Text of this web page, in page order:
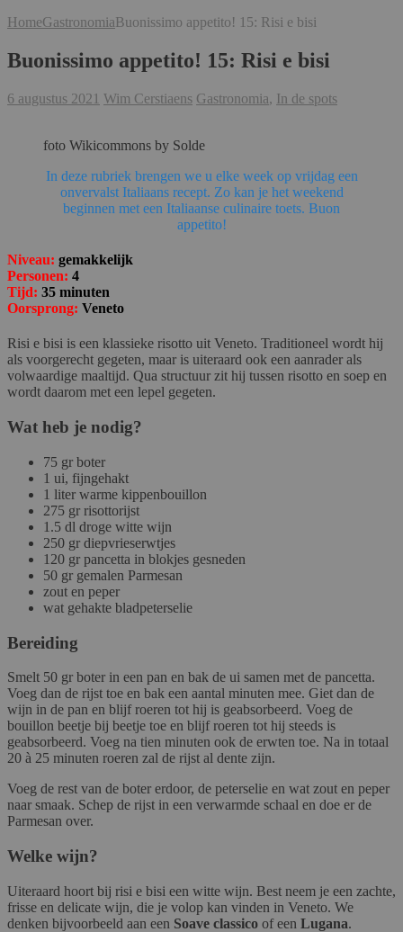
HomeGastronomiaBuonissimo appetito! 15: Risi e bisi
Buonissimo appetito! 15: Risi e bisi
6 augustus 2021 Wim Cerstiaens Gastronomia, In de spots
foto Wikicommons by Solde
In deze rubriek brengen we u elke week op vrijdag een
onvervalst Italiaans recept. Zo kan je het weekend
beginnen met een Italiaanse culinaire toets. Buon
appetito!
Niveau: gemakkelijk
Personen: 4
Tijd: 35 minuten
Oorsprong: Veneto
Risi e bisi is een klassieke risotto uit Veneto. Traditioneel wordt hij
als voorgerecht gegeten, maar is uiteraard ook een aanrader als
volwaardige maaltijd. Qua structuur zit hij tussen risotto en soep en
wordt daarom met een lepel gegeten.
Wat heb je nodig?
75 gr boter
1 ui, fijngehakt
1 liter warme kippenbouillon
275 gr risottorijst
1.5 dl droge witte wijn
250 gr diepvrieserwtjes
120 gr pancetta in blokjes gesneden
50 gr gemalen Parmesan
zout en peper
wat gehakte bladpeterselie
Bereiding
Smelt 50 gr boter in een pan en bak de ui samen met de pancetta.
Voeg dan de rijst toe en bak een aantal minuten mee. Giet dan de
wijn in de pan en blijf roeren tot hij is geabsorbeerd. Voeg de
bouillon beetje bij beetje toe en blijf roeren tot hij steeds is
geabsorbeerd. Voeg na tien minuten ook de erwten toe. Na in totaal
20 à 25 minuten roeren zal de rijst al dente zijn.
Voeg de rest van de boter erdoor, de peterselie en wat zout en peper
naar smaak. Schep de rijst in een verwarmde schaal en doe er de
Parmesan over.
Welke wijn?
Uiteraard hoort bij risi e bisi een witte wijn. Best neem je een zachte,
frisse en delicate wijn, die je volop kan vinden in Veneto. We
denken bijvoorbeeld aan een Soave classico of een Lugana.